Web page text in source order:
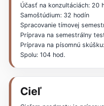
Účasť na konzultáciách: 20
Samoštúdium: 32 hodín
Spracovanie tímovej
Príprava na semestrálny
Príprava na písomnú
Spolu: 104 hod.
Cieľ